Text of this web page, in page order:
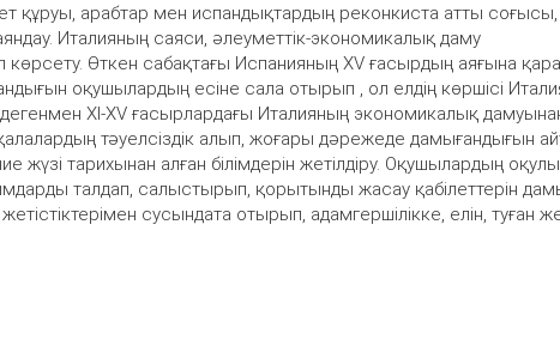
құруы, арабтар мен испандықтардың реконкиста атты соғысы,
Италияның саяси, әлеуметтік-экономикалық даму
Өткен сабақтағы Испанияның XV ғасырдың аяғына
оқушылардың есіне сала отырып , ол елдің көршісі
дегенмен XI-XV ғасырлардағы Италияның экономикалық
тәуелсіздік алып, жоғары дәрежеде дамығандығын
жүзі тарихынан алған білімдерін жетілдіру. Оқушылардың
талдап, салыстырып, қорытынды жасау қабілеттерін
сусындата отырып, адамгершілікке, елін, туған